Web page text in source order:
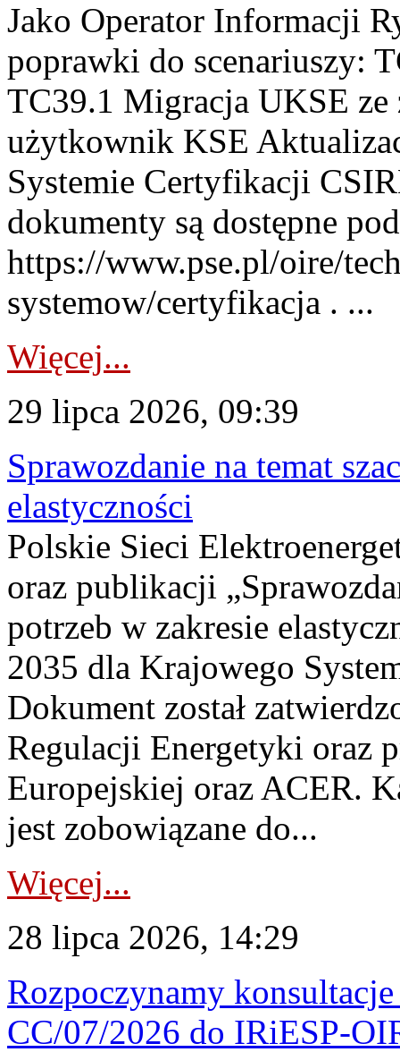
Jako Operator Informacji
poprawki do scenariuszy:
TC39.1 Migracja UKSE
użytkownik KSE
Systemie Certyfikacji
dokumenty są dostępne
https://www.pse.pl/oire/
systemow/certyfikacja . ...
Więcej...
29 lipca 2026, 09:39
Sprawozdanie na temat
elastyczności
Polskie Sieci
oraz publikacji
potrzeb w zakresie
2035 dla Krajowego
Dokument został
Regulacji Energetyki oraz
Europejskiej oraz ACER.
jest zobowiązane do...
Więcej...
28 lipca 2026, 14:29
Rozpoczynamy
CC/07/2026 do IRiESP-